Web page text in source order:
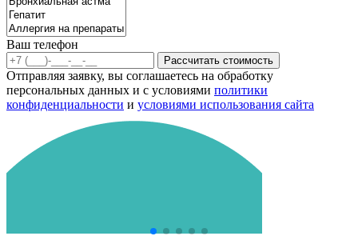
Ваш телефон
Рассчитать стоимость
Отправляя заявку, вы соглашаетесь на обработку
персональных данных и с условиями политики
конфиденциальности и условиями использования сайта